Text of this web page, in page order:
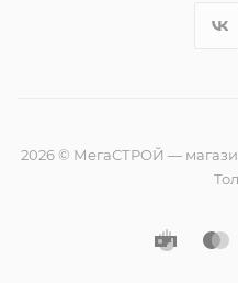
2026 © МегаСТРОЙ —